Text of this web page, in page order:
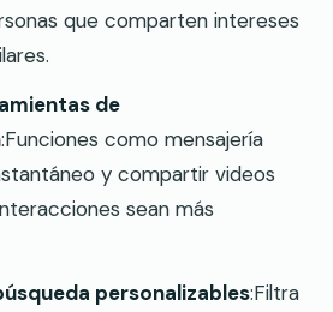
que comparten intereses
de
:Funciones como mensajería
y compartir videos
sean más
personalizables:Filtra